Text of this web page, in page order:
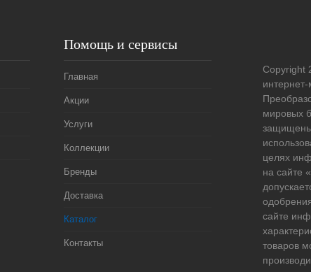
Помощь и сервисы
Главная
Акции
Услуги
Коллекции
Бренды
Доставка
Каталог
Контакты
Copyright
интернет-
мировых
целях
на сайте
сайте
товаров